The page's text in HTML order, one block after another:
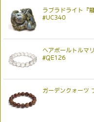
ラブラドライト
#UC340
ヘアボールトルマ
#QE126
ガーデンクォーツ